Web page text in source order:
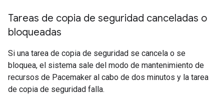
Tareas de copia de seguridad canceladas o
bloqueadas
Si una tarea de copia de seguridad se cancela o se
bloquea, el sistema sale del modo de mantenimiento de
recursos de Pacemaker al cabo de dos minutos y la tarea
de copia de seguridad falla.